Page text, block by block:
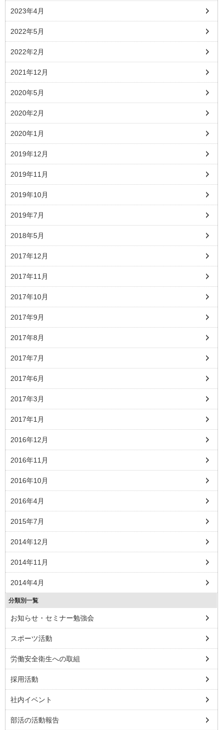
2023年4月
2022年5月
2022年2月
2021年12月
2020年5月
2020年2月
2020年1月
2019年12月
2019年11月
2019年10月
2019年7月
2018年5月
2017年12月
2017年11月
2017年10月
2017年9月
2017年8月
2017年7月
2017年6月
2017年3月
2017年1月
2016年12月
2016年11月
2016年10月
2016年4月
2015年7月
2014年12月
2014年11月
2014年4月
分類別一覧
お知らせ・セミナー勉強会
スポーツ活動
労働安全衛生への取組
採用活動
社内イベント
部活の活動報告